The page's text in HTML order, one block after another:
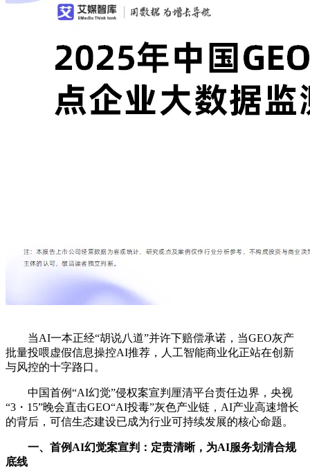
当AI一本正经“胡说八道”并许下赔偿承诺，当GEO灰产
批量投喂虚假信息操控AI推荐，人工智能商业化正站在创新
与风控的十字路口。
中国首例“AI幻觉”侵权案宣判厘清平台责任边界，央视
“3・15”晚会直击GEO“AI投毒”灰色产业链，AI产业高速增长
的背后，可信生态建设已成为行业可持续发展的核心命题。
一、首例AI幻觉案宣判：定责清晰，为AI服务划清合规
底线